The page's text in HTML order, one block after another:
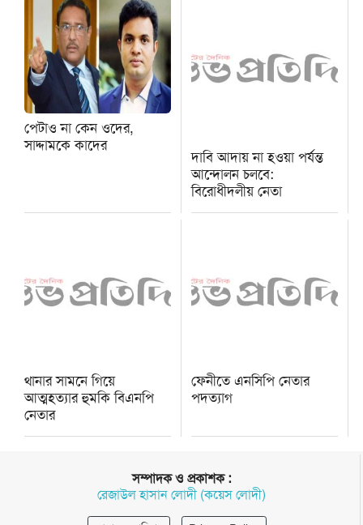
পেটাও না কেন ওদের,
সাদ্দামকে কাদের
দাবি আদায় না হওয়া পর্যন্ত
আন্দোলন চলবে:
বিরোধীদলীয় নেতা
থানার সামনে গিয়ে
আত্মহত্যার হুমকি বিএনপি
নেতার
ফেনীতে এনসিপি নেতার
পদত্যাগ
সম্পাদক ও প্রকাশক :
রেজাউল হাসান লোদী (কয়েস লোদী)